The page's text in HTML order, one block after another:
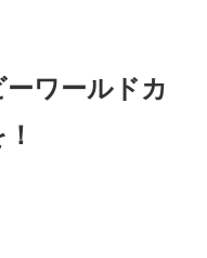
ワールドカ